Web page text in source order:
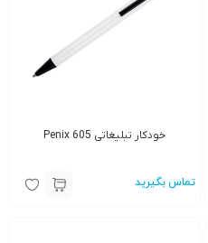
خودکار تبلیغاتی Penix 605
تماس بگیرید